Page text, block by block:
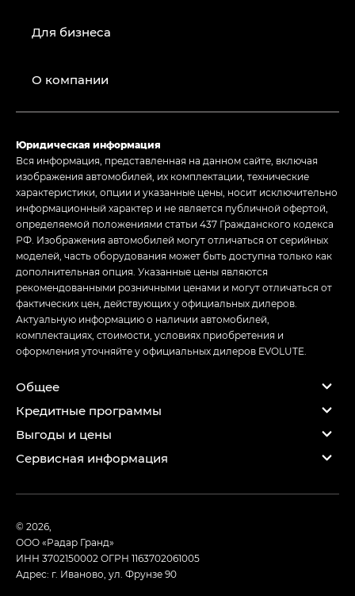
Для бизнеса
О компании
Юридическая информация
Вся информация, представленная на данном сайте, включая
изображения автомобилей, их комплектации, технические
характеристики, опции и указанные цены, носит исключительно
информационный характер и не является публичной офертой,
определяемой положениями статьи 437 Гражданского кодекса
РФ. Изображения автомобилей могут отличаться от серийных
моделей, часть оборудования может быть доступна только как
дополнительная опция. Указанные цены являются
рекомендованными розничными ценами и могут отличаться от
фактических цен, действующих у официальных дилеров.
Актуальную информацию о наличии автомобилей,
комплектациях, стоимости, условиях приобретения и
оформления уточняйте у официальных дилеров EVOLUTE.
Общее
Кредитные программы
Выгоды и цены
Сервисная информация
© 2026,
ООО «Радар Гранд»
ИНН 3702150002ОГРН 1163702061005
Адрес: г. Иваново, ул. Фрунзе 90